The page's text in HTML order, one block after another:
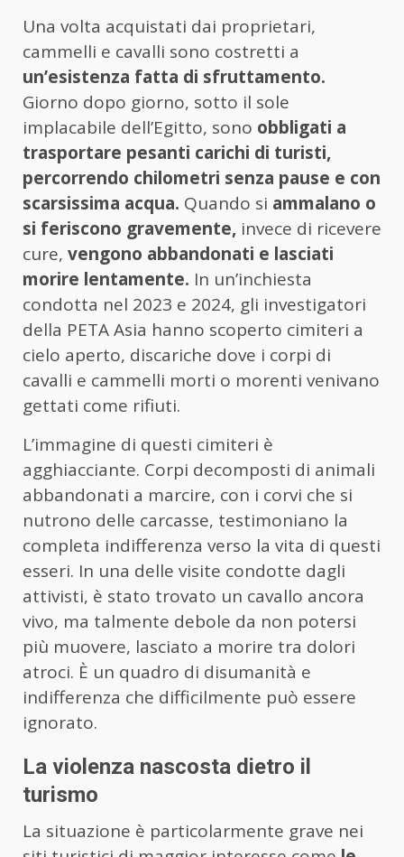
Una volta acquistati dai proprietari,
cammelli e cavalli sono costretti a
un’esistenza fatta di sfruttamento.
Giorno dopo giorno, sotto il sole
implacabile dell’Egitto, sono obbligati a
trasportare pesanti carichi di turisti,
percorrendo chilometri senza pause e con
scarsissima acqua. Quando si ammalano o
si feriscono gravemente, invece di ricevere
cure, vengono abbandonati e lasciati
morire lentamente. In un’inchiesta
condotta nel 2023 e 2024, gli investigatori
della PETA Asia hanno scoperto cimiteri a
cielo aperto, discariche dove i corpi di
cavalli e cammelli morti o morenti venivano
gettati come rifiuti.
L’immagine di questi cimiteri è
agghiacciante. Corpi decomposti di animali
abbandonati a marcire, con i corvi che si
nutrono delle carcasse, testimoniano la
completa indifferenza verso la vita di questi
esseri. In una delle visite condotte dagli
attivisti, è stato trovato un cavallo ancora
vivo, ma talmente debole da non potersi
più muovere, lasciato a morire tra dolori
atroci. È un quadro di disumanità e
indifferenza che difficilmente può essere
ignorato.
La violenza nascosta dietro il
turismo
La situazione è particolarmente grave nei